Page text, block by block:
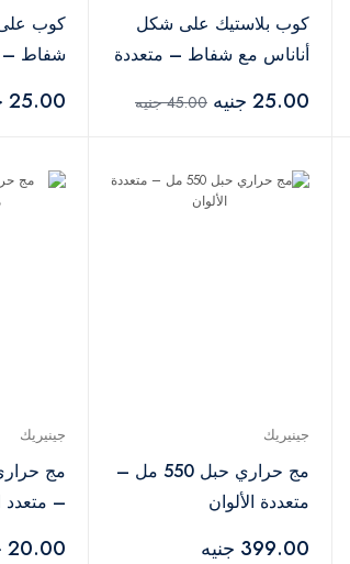
كوب بلاستيك على شكل
أناناس مع شفاط – متعددة
25.00 جنيه 45.00 جنيه
كوب
شفاط –
25.00 جنيه
جينيريك
مج حراري حبل 550 مل –
متعددة الألوان
399.00 جنيه
جينيريك
– متعدد
20.00 جنيه